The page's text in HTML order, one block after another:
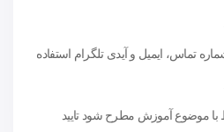
تماس، ایمیل و آیدی تلگرام استفاده
با موضوع آموزش مطرح شود تایید